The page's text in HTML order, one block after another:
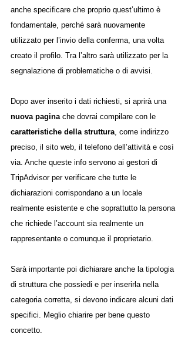
anche specificare che proprio quest’ultimo è
fondamentale, perché sarà nuovamente
utilizzato per l’invio della conferma, una volta
creato il profilo. Tra l’altro sarà utilizzato per la
segnalazione di problematiche o di avvisi.
Dopo aver inserito i dati richiesti, si aprirà una
nuova pagina che dovrai compilare con le
caratteristiche della struttura, come indirizzo
preciso, il sito web, il telefono dell’attività e così
via. Anche queste info servono ai gestori di
TripAdvisor per verificare che tutte le
dichiarazioni corrispondano a un locale
realmente esistente e che soprattutto la persona
che richiede l’account sia realmente un
rappresentante o comunque il proprietario.
Sarà importante poi dichiarare anche la tipologia
di struttura che possiedi e per inserirla nella
categoria corretta, si devono indicare alcuni dati
specifici. Meglio chiarire per bene questo
concetto.